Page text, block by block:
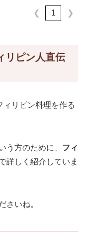
❮ 1 ❯
リピン人直伝
ィリピン料理を作る
う方のために、 フィ
詳しく紹介していま
さいね。